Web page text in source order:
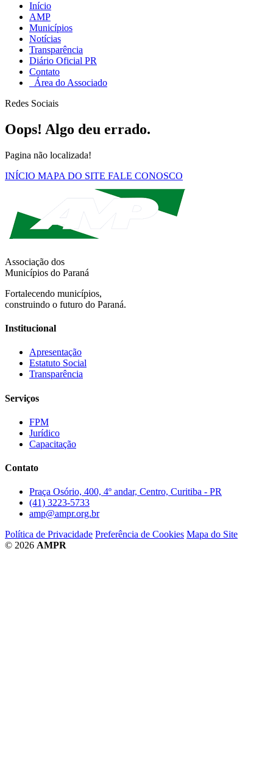
Início
AMP
Municípios
Notícias
Transparência
Diário Oficial PR
Contato
Área do Associado
Redes Sociais
Oops! Algo deu errado.
Pagina não localizada!
INÍCIO MAPA DO SITE FALE CONOSCO
Associação dos
Municípios do Paraná
Fortalecendo municípios,
construindo o futuro do Paraná.
Institucional
Apresentação
Estatuto Social
Transparência
Serviços
FPM
Jurídico
Capacitação
Contato
Praça Osório, 400, 4º andar, Centro, Curitiba - PR
(41) 3223-5733
amp@ampr.org.br
Política de Privacidade Preferência de Cookies Mapa do Site
© 2026 AMPR